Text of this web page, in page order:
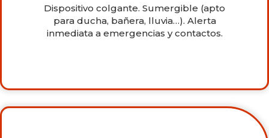
Dispositivo colgante. Sumergible (apto
para ducha, bañera, lluvia…). Alerta
inmediata a emergencias y contactos.